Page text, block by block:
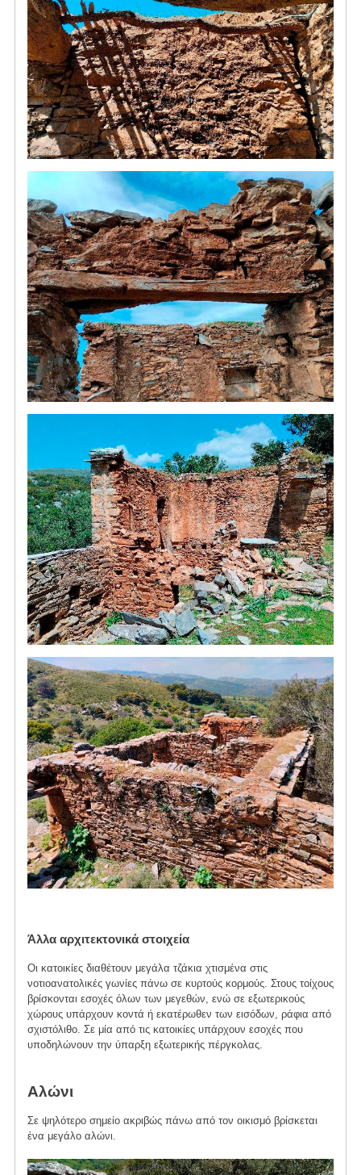
Άλλα αρχιτεκτονικά στοιχεία
Οι κατοικίες διαθέτουν μεγάλα τζάκια χτισμένα στις
νοτιοανατολικές γωνίες πάνω σε κυρτούς κορμούς. Στους τοίχους
βρίσκονται εσοχές όλων των μεγεθών, ενώ σε εξωτερικούς
χώρους υπάρχουν κοντά ή εκατέρωθεν των εισόδων, ράφια από
σχιστόλιθο. Σε μία από τις κατοικίες υπάρχουν εσοχές που
υποδηλώνουν την ύπαρξη εξωτερικής πέργκολας.
Αλώνι
Σε ψηλότερο σημείο ακριβώς πάνω από τον οικισμό βρίσκεται
ένα μεγάλο αλώνι.